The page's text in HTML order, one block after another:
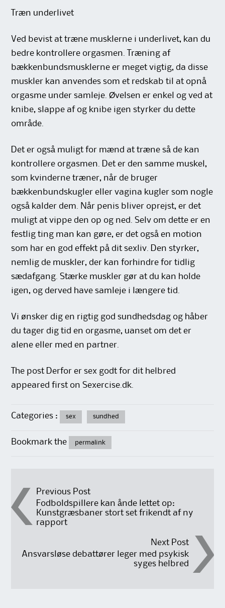
Træn underlivet
Ved bevist at træne musklerne i underlivet, kan du
bedre kontrollere orgasmen. Træning af
bækkenbundsmusklerne er meget vigtig, da disse
muskler kan anvendes som et redskab til at opnå
orgasme under samleje. Øvelsen er enkel og ved at
knibe, slappe af og knibe igen styrker du dette
område.
Det er også muligt for mænd at træne så de kan
kontrollere orgasmen. Det er den samme muskel,
som kvinderne træner, når de bruger
bækkenbundskugler eller vagina kugler som nogle
også kalder dem. Når penis bliver oprejst, er det
muligt at vippe den op og ned. Selv om dette er en
festlig ting man kan gøre, er det også en motion
som har en god effekt på dit sexliv. Den styrker,
nemlig de muskler, der kan forhindre for tidlig
sædafgang. Stærke muskler gør at du kan holde
igen, og derved have samleje i længere tid.
Vi ønsker dig en rigtig god sundhedsdag og håber
du tager dig tid en orgasme, uanset om det er
alene eller med en partner.
The post Derfor er sex godt for dit helbred
appeared first on Sexercise.dk.
Categories : sex sundhed
Bookmark the permalink
Post
navigation
Previous Post
Fodboldspillere kan ånde lettet op:
Kunstgræsbaner stort set frikendt af ny
rapport
Next Post
Ansvarsløse debattører leger med psykisk
syges helbred